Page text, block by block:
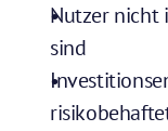
Nutzer nicht
sind